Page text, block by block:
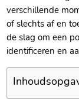
verschillende
of slechts af en
de slag om een
identificeren en